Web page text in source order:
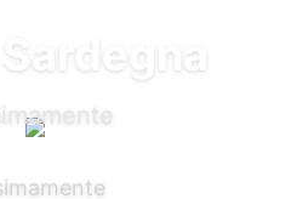
Sardegna